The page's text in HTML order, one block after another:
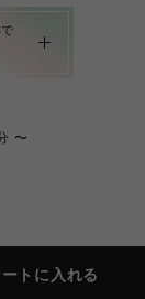
〜
ートに入れる